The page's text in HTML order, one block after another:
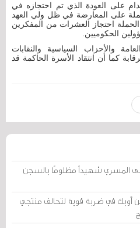
على العودة الذي تم احتجازه في
مع اشتداد حملة على المعارضة في ظل ولي العهد
احتجاز العشرات من المفكرين
الحكوميين.
والأحزاب السياسية والنقابات
كما أن انتقاد الأسرة الحاكمة قد
المسري شهيداً مظلومًا بالسجن
أوبك في ضربة قوية لتحالف منتجي